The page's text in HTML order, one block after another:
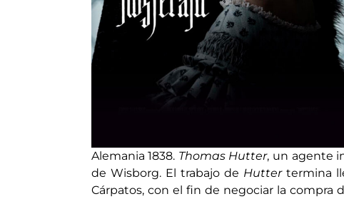
Alemania 1838. Thomas Hutter, un agente
de Wisborg. El trabajo de Huttertermina
Cárpatos, con el fin de negociar la compra